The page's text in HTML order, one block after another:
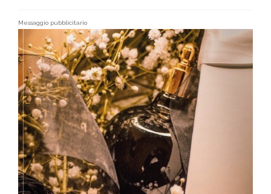
Messaggio pubblicitario